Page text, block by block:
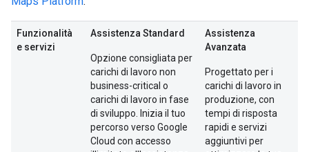
Funzionalità
e servizi
Assistenza Standard
Opzione consigliata per
carichi di lavoro non
business-critical o
carichi di lavoro in fase
di sviluppo. Inizia il tuo
percorso verso Google
Cloud con accesso
Assistenza
Avanzata
Progettato per i
carichi di lavoro in
produzione, con
tempi di risposta
rapidi e servizi
aggiuntivi per